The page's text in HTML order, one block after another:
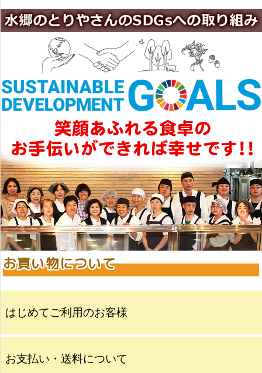
お買い物について
はじめてご利用のお客様
お支払い・送料について